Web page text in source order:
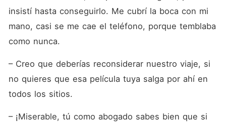
insistí hasta conseguirlo. Me cubrí la boca con mi
mano, casi se me cae el teléfono, porque temblaba
como nunca.
– Creo que deberías reconsiderar nuestro viaje, si
no quieres que esa película tuya salga por ahí en
todos los sitios.
– ¡Miserable, tú como abogado sabes bien que si